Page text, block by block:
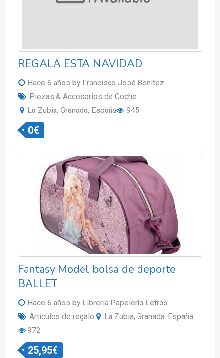
REGALA ESTA NAVIDAD
Hace 6 años by Francisco José Benítez
Piezas & Accesorios de Coche
La Zubia, Granada, España
945
0€
Fantasy Model bolsa de deporte
BALLET
Hace 6 años by Librería Papelería Letras
Artículos de regalo
La Zubia, Granada, España
972
25,95€